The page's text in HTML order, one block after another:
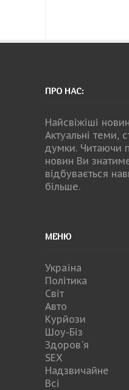
ПРО НАС:
Найсвіжіші
Актуальні теми,
думки. Читаючи
новин Ви
відбувається
більше.
МЕНЮ
Україна
Політика
Світ
Авто
Курйози
Шоу-Біз
Здоров'я
SEX
Надзвичайне
Всі